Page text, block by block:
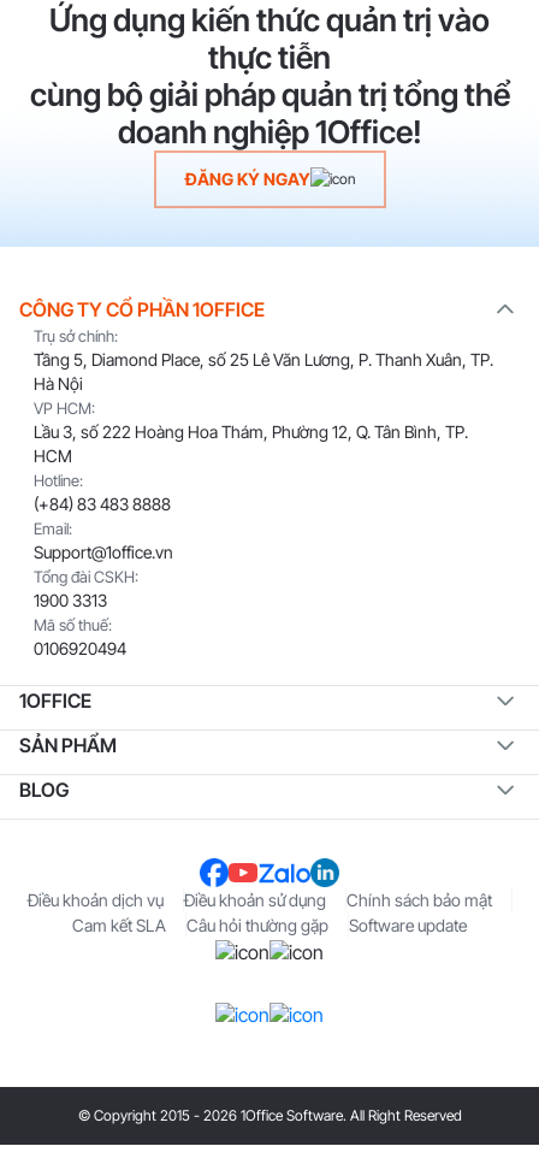
Ứng dụng kiến thức quản trị vào
thực tiễn
cùng bộ giải pháp quản trị tổng thể
doanh nghiệp 1Office!
ĐĂNG KÝ NGAY
CÔNG TY CỔ PHẦN 1OFFICE
Trụ sở chính:
Tầng 5, Diamond Place, số 25 Lê Văn Lương, P. Thanh Xuân, TP.
Hà Nội
VP HCM:
Lầu 3, số 222 Hoàng Hoa Thám, Phường 12, Q. Tân Bình, TP.
HCM
Hotline:
(+84) 83 483 8888
Email:
Support@1office.vn
Tổng đài CSKH:
1900 3313
Mã số thuế:
0106920494
1OFFICE
SẢN PHẨM
BLOG
Điều khoản dịch vụ Điều khoản sử dụng
Chính sách bảo mật
Cam kết SLA
Câu hỏi thường gặp Software update
© Copyright 2015 - 2026 1Office Software. All Right Reserved